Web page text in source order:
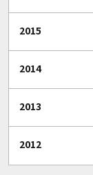
2015
2014
2013
2012